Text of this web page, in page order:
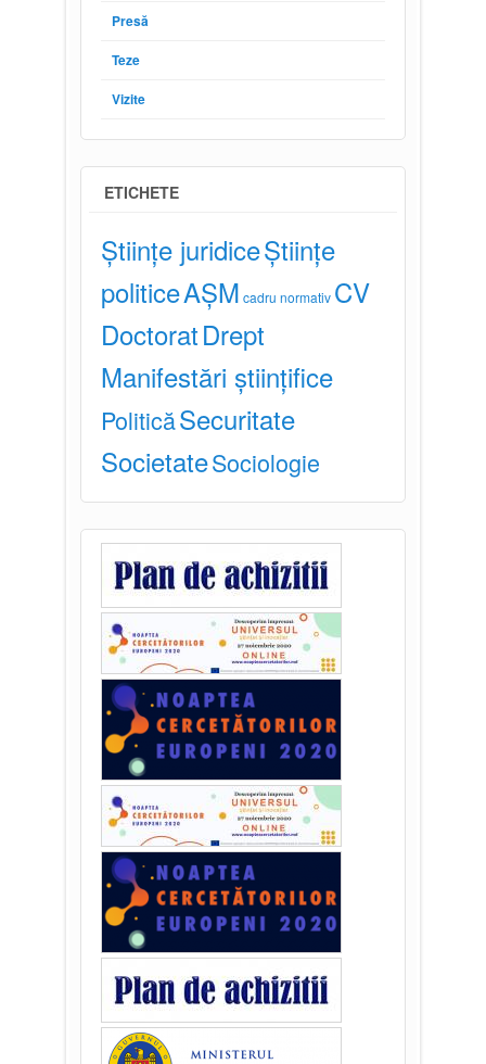
Presă
Teze
Vizite
ETICHETE
Științe juridiceȘtiințe
politiceAȘM cadru normativ CV
DoctoratDrept
Manifestări științifice
PoliticăSecuritate
SocietateSociologie